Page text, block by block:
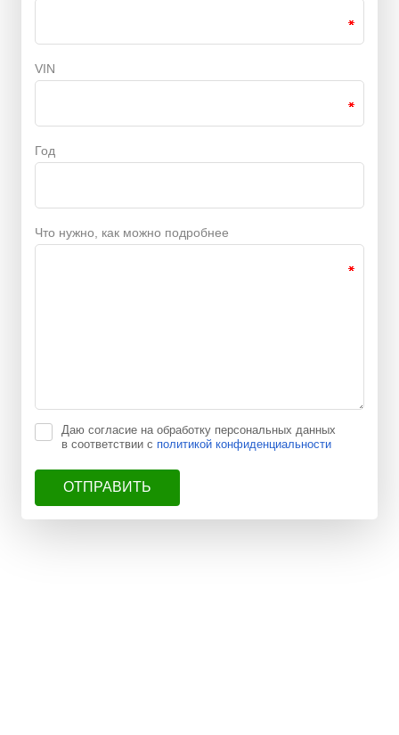
VIN
Год
Что нужно, как можно подробнее
Даю согласие на обработку персональных данных
в соответствии с политикой конфиденциальности
ОТПРАВИТЬ